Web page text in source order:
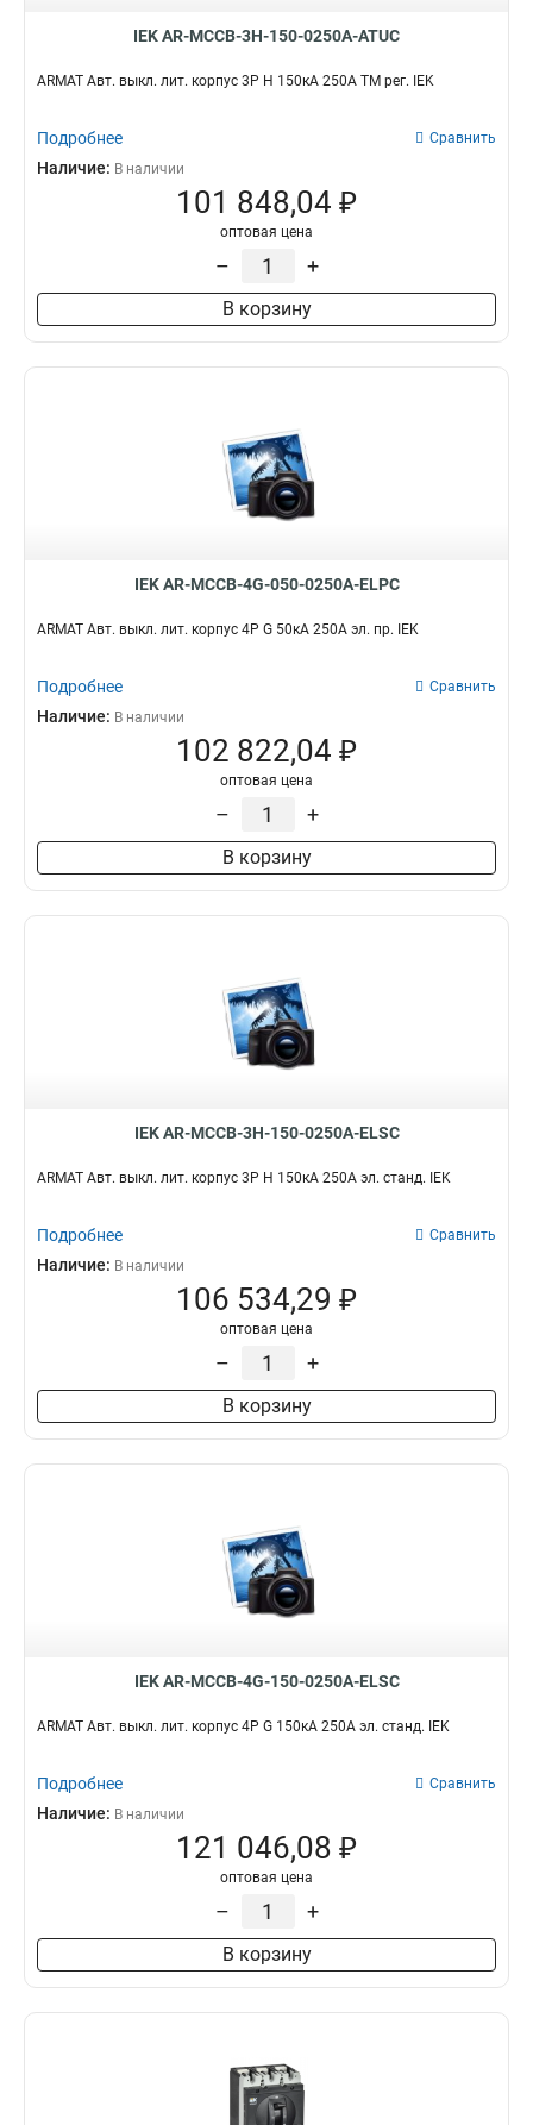
IEK AR-MCCB-3H-150-0250A-ATUC
ARMAT Авт. выкл. лит. корпус 3P H 150кА 250А ТМ рег. IEK
Подробнее Сравнить
Наличие: В наличии
101 848,04 ₽
оптовая цена
– +
В корзину
IEK AR-MCCB-4G-050-0250A-ELPC
ARMAT Авт. выкл. лит. корпус 4P G 50кА 250А эл. пр. IEK
Подробнее Сравнить
Наличие: В наличии
102 822,04 ₽
оптовая цена
– +
В корзину
IEK AR-MCCB-3H-150-0250A-ELSC
ARMAT Авт. выкл. лит. корпус 3P H 150кА 250А эл. станд. IEK
Подробнее Сравнить
Наличие: В наличии
106 534,29 ₽
оптовая цена
– +
В корзину
IEK AR-MCCB-4G-150-0250A-ELSC
ARMAT Авт. выкл. лит. корпус 4P G 150кА 250А эл. станд. IEK
Подробнее Сравнить
Наличие: В наличии
121 046,08 ₽
оптовая цена
– +
В корзину